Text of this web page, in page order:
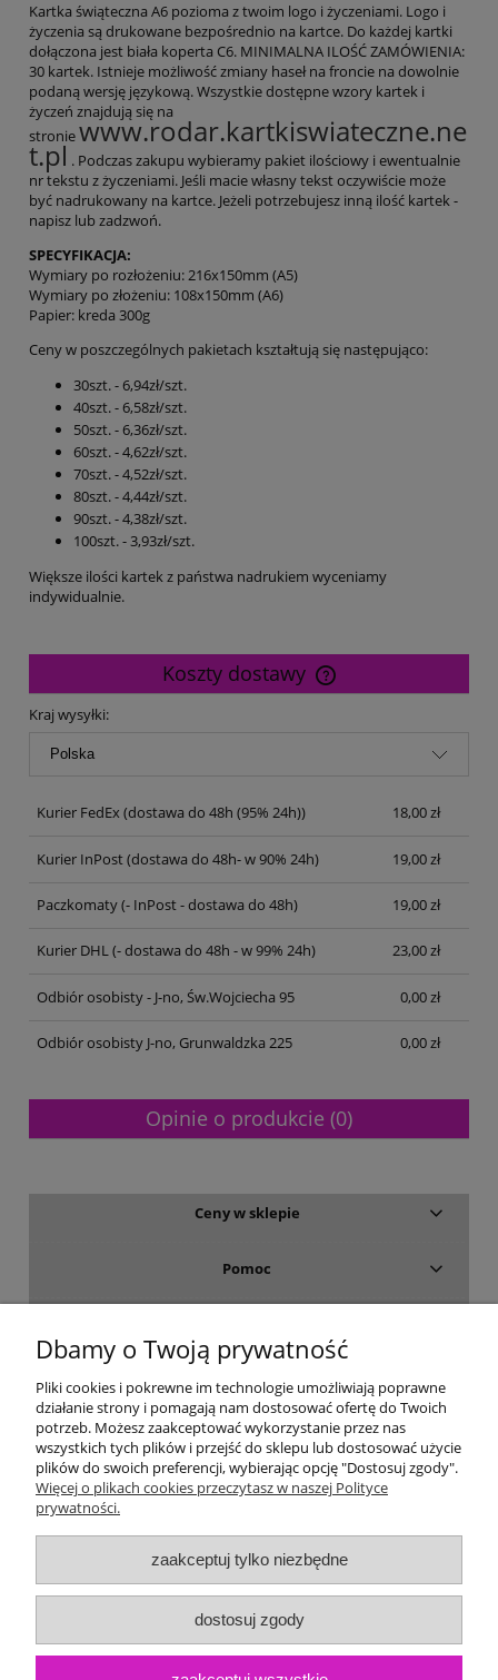
Kartka świąteczna A6 pozioma z twoim logo i życzeniami. Logo i
życzenia są drukowane bezpośrednio na kartce. Do każdej kartki
dołączona jest biała koperta C6. MINIMALNA ILOŚĆ ZAMÓWIENIA:
30 kartek. Istnieje możliwość zmiany haseł na froncie na dowolnie
podaną wersję językową. Wszystkie dostępne wzory kartek i
życzeń znajdują się na
stroniewww.rodar.kartkiswiateczne.ne
t.pl . Podczas zakupu wybieramy pakiet ilościowy i ewentualnie
nr tekstu z życzeniami. Jeśli macie własny tekst oczywiście może
być nadrukowany na kartce. Jeżeli potrzebujesz inną ilość kartek -
napisz lub zadzwoń.
SPECYFIKACJA:
Wymiary po rozłożeniu: 216x150mm (A5)
Wymiary po złożeniu: 108x150mm (A6)
Papier: kreda 300g
Ceny w poszczególnych pakietach kształtują się następująco:
30szt. - 6,94zł/szt.
40szt. - 6,58zł/szt.
50szt. - 6,36zł/szt.
60szt. - 4,62zł/szt.
70szt. - 4,52zł/szt.
80szt. - 4,44zł/szt.
90szt. - 4,38zł/szt.
100szt. - 3,93zł/szt.
Większe ilości kartek z państwa nadrukiem wyceniamy
indywidualnie.
Koszty dostawy
Cena nie zawiera ewentualnych kosztów płatności
Kraj wysyłki:
Kurier FedEx(dostawa do 48h (95% 24h)) 18,00 zł
Kurier InPost(dostawa do 48h- w 90% 24h) 19,00 zł
Paczkomaty(- InPost - dostawa do 48h) 19,00 zł
Kurier DHL(- dostawa do 48h - w 99% 24h) 23,00 zł
Odbiór osobisty - J-no, Św.Wojciecha 95 0,00 zł
Odbiór osobisty J-no, Grunwaldzka 225 0,00 zł
Opinie o produkcie (0)
Ceny w sklepie
Pomoc
Moje konto
Gwarancja i zwroty
O firmie
Dbamy o Twoją prywatność
Pliki cookies i pokrewne im technologie umożliwiają poprawne
działanie strony i pomagają nam dostosować ofertę do Twoich
potrzeb. Możesz zaakceptować wykorzystanie przez nas
wszystkich tych plików i przejść do sklepu lub dostosować użycie
plików do swoich preferencji, wybierając opcję "Dostosuj zgody".
Więcej o plikach cookies przeczytasz w naszej Polityce
prywatności.
zaakceptuj tylko niezbędne
dostosuj zgody